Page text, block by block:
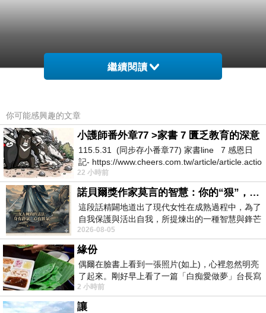
繼續閱讀
你可能感興趣的文章
小護師番外章77 >家書 7 匱乏教育的深意
115.5.31 (同步存小番章77) 家書line 7 感恩日
記- https://www.cheers.com.tw/article/article.actio
22 小時前
諾貝爾獎作家莫言的智慧：你的“狠”，才是最好的自我保護
這段話精闢地道出了現代女性在成熟過程中，為了
自我保護與活出自我，所提煉出的一種智慧與鋒芒
的平衡。 核心解讀與看法
2026-08-05
緣份
偶爾在臉書上看到一張照片(如上)，心裡忽然明亮
了起來。剛好早上看了一篇「白痴愛做夢」台長寫
的貼文，在回顧年輕時瘋狂愛上
2 小時前
讓